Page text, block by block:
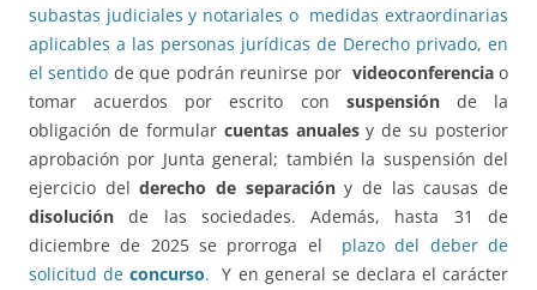
subastas judiciales y notariales o medidas extraordinarias
aplicables a las personas jurídicas de Derecho privado, en
el sentido de que podrán reunirse por videoconferenciao
tomar acuerdos por escrito con suspensiónde la
obligación de formular cuentas anualesy de su posterior
aprobación por Junta general; también la suspensión del
ejercicio delderecho de separacióny de las causas de
disolución de las sociedades. Además, hasta 31 de
diciembre de 2025 se prorroga el plazo del deber de
solicitud deconcurso. Y en general se declara el carácter